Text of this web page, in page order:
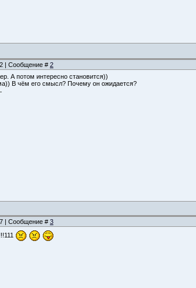
| Сообщение # 2
А потом интересно становится))
В чём его смысл? Почему он ожидается?
| Сообщение # 3